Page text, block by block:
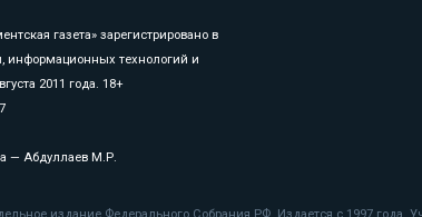
газета» зарегистрировано в
информационных технологий и
2011 года. 18+
— Абдуллаев М.Р.
издание Федерального Собрания РФ. Издается с 1997